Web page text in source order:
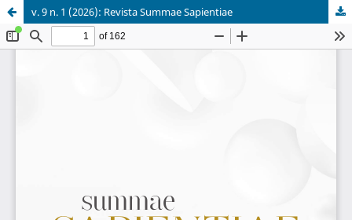
v. 9 n. 1 (2026): Revista Summae Sapientiae